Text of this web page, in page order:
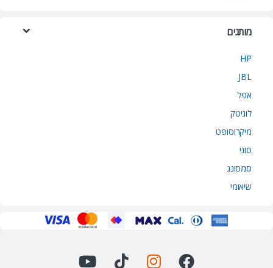
מותגים
HP
JBL
אפל
לוגיטק
מיקרוסופט
סוני
סמסונג
שיאומי